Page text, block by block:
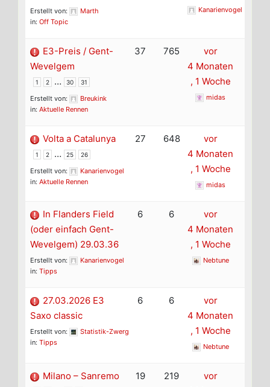
Erstellt von:
Marth
in: Off Topic
Kanarienvogel
E3-Preis / Gent-
Wevelgem
1 2 … 30 31
Erstellt von:
Breukink
in: Aktuelle Rennen
37 765
vor
4 Monaten
, 1 Woche
midas
Volta a Catalunya
1 2 … 25 26
Erstellt von:
Kanarienvogel
in: Aktuelle Rennen
27 648
vor
4 Monaten
, 1 Woche
midas
In Flanders Field
(oder einfach Gent-
Wevelgem) 29.03.36
Erstellt von:
Kanarienvogel
in: Tipps
6 6
vor
4 Monaten
, 1 Woche
Nebtune
27.03.2026 E3
Saxo classic
Erstellt von:
Statistik-Zwerg
in: Tipps
6 6
vor
4 Monaten
, 1 Woche
Nebtune
Milano – Sanremo 19 219
vor